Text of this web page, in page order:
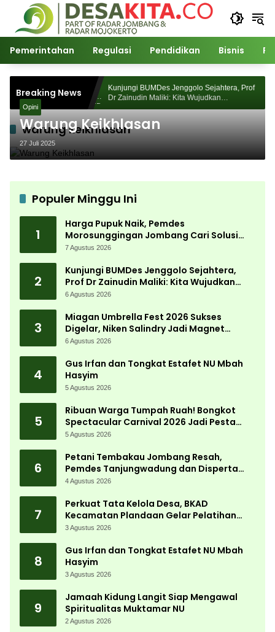
Langsung
konten
Pemerintahan Regulasi Pendidikan Bisnis
Breaking News
Akademik
Kunjungi BUMDes Jenggolo Sejahtera, Prof
Dr Zainudin Maliki: Kita Wujudkan
Kemandirian Ekonomi dengan Potensi Desa
warung keikhlasan
Opini
Warung Keikhlasan
27 Juli 2025
Populer Minggu Ini
1
Harga Pupuk Naik, Pemdes
Morosunggingan Jombang Cari Solusi
Lewat Kajian Akademik
7 Agustus 2026
2
Kunjungi BUMDes Jenggolo Sejahtera,
Prof Dr Zainudin Maliki: Kita Wujudkan
Kemandirian Ekonomi dengan Potensi
6 Agustus 2026
3
Miagan Umbrella Fest 2026 Sukses
Digelar, Niken Salindry Jadi Magnet
Ribuan Pengunjung
6 Agustus 2026
4
Gus Irfan dan Tongkat Estafet NU Mbah
Hasyim
5 Agustus 2026
5
Ribuan Warga Tumpah Ruah! Bongkot
Spectacular Carnival 2026 Jadi Pesta
Kemerdekaan Terbesar di Peterongan
5 Agustus 2026
6
Petani Tembakau Jombang Resah,
Pemdes Tanjungwadung dan Disperta
Bergerak Cepat
4 Agustus 2026
7
Perkuat Tata Kelola Desa, BKAD
Kecamatan Plandaan Gelar Pelatihan
Aparatur Pemdes
3 Agustus 2026
8
Gus Irfan dan Tongkat Estafet NU Mbah
Hasyim
3 Agustus 2026
9
Jamaah Kidung Langit Siap Mengawal
Spiritualitas Muktamar NU
2 Agustus 2026